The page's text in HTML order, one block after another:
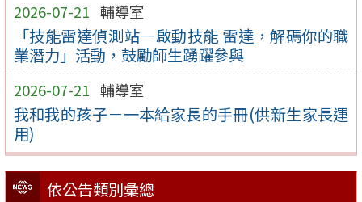
2026-07-21 輔導室
「技能雷達偵測站—啟動技能 雷達，解碼你的職
業潛力」活動，鼓勵師生踴躍參與
2026-07-21 輔導室
我和我的孩子－一本給家長的手冊(供新生家長運
用)
依公告類別彙總